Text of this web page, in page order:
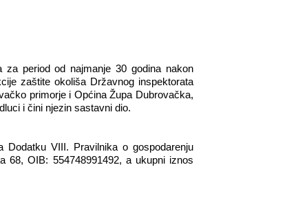
za period od najmanje 30 godina nakon
zaštite okoliša Državnog inspektorata
primorje i Općina Župa Dubrovačka,
i čini njezin sastavni dio.
VIII. Pravilnika o gospodarenju
68, OIB: 554748991492, a ukupni iznos